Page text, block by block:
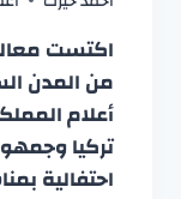
اكتست
من المدن
أعلام
تركيا
احتفالية